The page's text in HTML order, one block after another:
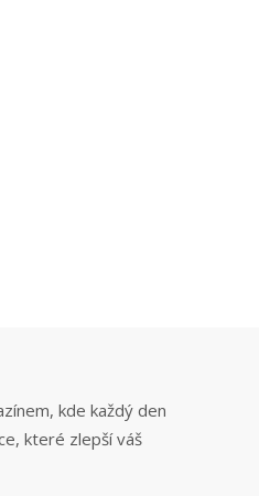
kde každý den
které zlepší váš